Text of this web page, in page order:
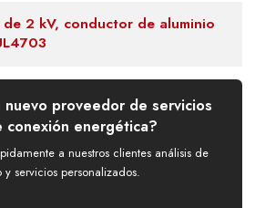
2 kV, conductor de aluminio
nuevo proveedor de servicios
conexión energética?
a nuestros clientes análisis de
servicios personalizados.